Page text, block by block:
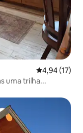
4,94 de uma
4,94 (17)
uma trilha...